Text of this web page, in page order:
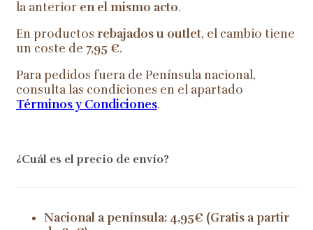
la anterior en el mismo acto.
En productos rebajados u outlet, el cambio tiene
un coste de 7,95 €.
Para pedidos fuera de Península nacional,
consulta las condiciones en el apartado
Términos y Condiciones.
¿Cuál es el precio de envío?
Nacional a península: 4,95€ (Gratis a partir